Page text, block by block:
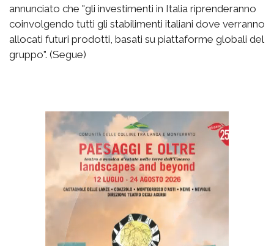
annunciato che "gli investimenti in Italia riprenderanno
coinvolgendo tutti gli stabilimenti italiani dove verranno
allocati futuri prodotti, basati su piattaforme globali del
gruppo". (Segue)